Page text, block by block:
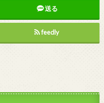
送る
feedly